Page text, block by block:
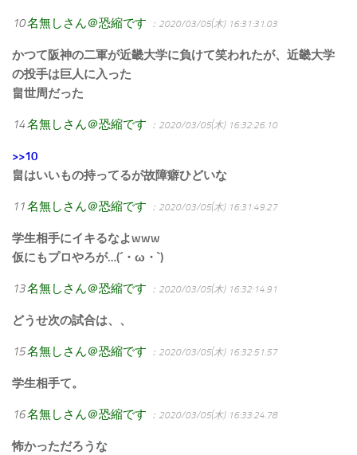
10名無しさん＠恐縮です ：2020/03/05(木) 16:31:31.03
かつて阪神の二軍が近畿大学に負けて笑われたが、近畿大学
の投手は巨人に入った
畠世周だった
14名無しさん＠恐縮です ：2020/03/05(木) 16:32:26.10
>>10
畠はいいもの持ってるが故障癖ひどいな
11名無しさん＠恐縮です ：2020/03/05(木) 16:31:49.27
学生相手にイキるなよwww
仮にもプロやろが…(´・ω・`)
13名無しさん＠恐縮です ：2020/03/05(木) 16:32:14.91
どうせ次の試合は、、
15名無しさん＠恐縮です ：2020/03/05(木) 16:32:51.57
学生相手て。
16名無しさん＠恐縮です ：2020/03/05(木) 16:33:24.78
怖かっただろうな